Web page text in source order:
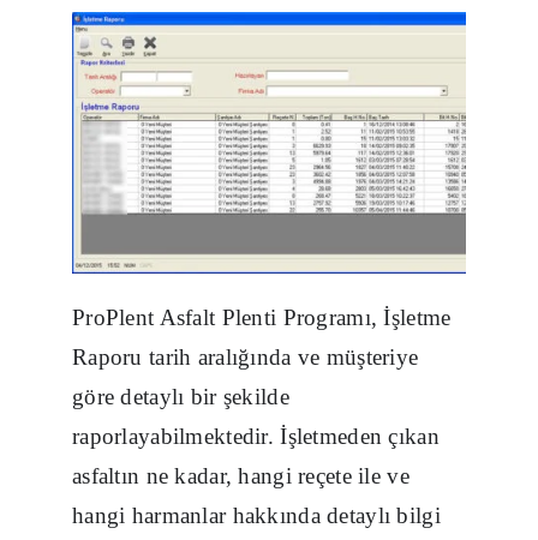
ProPlent Asfalt Plenti Programı, İşletme
Raporu tarih aralığında ve müşteriye
göre detaylı bir şekilde
raporlayabilmektedir. İşletmeden çıkan
asfaltın ne kadar, hangi reçete ile ve
hangi harmanlar hakkında detaylı bilgi